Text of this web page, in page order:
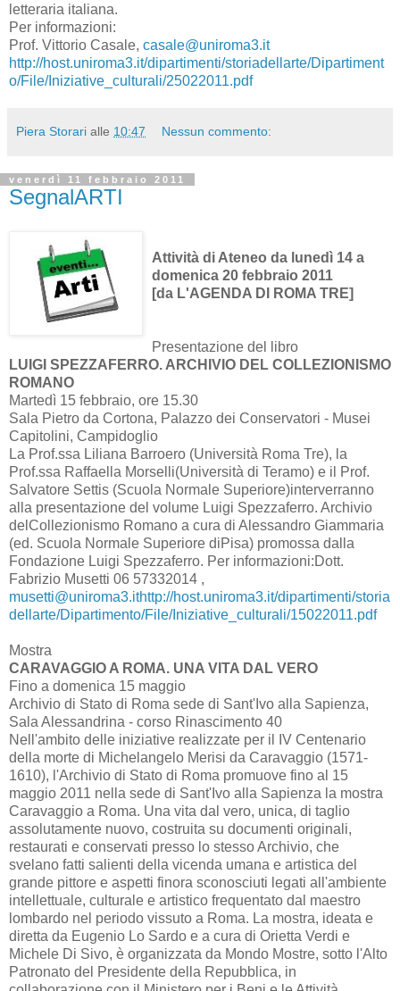
letteraria italiana.
Per informazioni:
Prof. Vittorio Casale, casale@uniroma3.it
http://host.uniroma3.it/dipartimenti/storiadellarte/Dipartiment
o/File/Iniziative_culturali/25022011.pdf
Piera Storari alle 10:47 Nessun commento:
venerdì 11 febbraio 2011
SegnalARTI
Attività di Ateneo da lunedì 14 a
domenica 20 febbraio 2011
[da L'AGENDA DI ROMA TRE]
Presentazione del libro
LUIGI SPEZZAFERRO. ARCHIVIO DEL COLLEZIONISMO
ROMANO
Martedì 15 febbraio, ore 15.30
Sala Pietro da Cortona, Palazzo dei Conservatori - Musei
Capitolini, Campidoglio
La Prof.ssa Liliana Barroero (Università Roma Tre), la
Prof.ssa Raffaella Morselli(Università di Teramo) e il Prof.
Salvatore Settis (Scuola Normale Superiore)interverranno
alla presentazione del volume Luigi Spezzaferro. Archivio
delCollezionismo Romano a cura di Alessandro Giammaria
(ed. Scuola Normale Superiore diPisa) promossa dalla
Fondazione Luigi Spezzaferro. Per informazioni:Dott.
Fabrizio Musetti 06 57332014 ,
musetti@uniroma3.ithttp://host.uniroma3.it/dipartimenti/storia
dellarte/Dipartimento/File/Iniziative_culturali/15022011.pdf
Mostra
CARAVAGGIO A ROMA. UNA VITA DAL VERO
Fino a domenica 15 maggio
Archivio di Stato di Roma sede di Sant'Ivo alla Sapienza,
Sala Alessandrina - corso Rinascimento 40
Nell'ambito delle iniziative realizzate per il IV Centenario
della morte di Michelangelo Merisi da Caravaggio (1571-
1610), l'Archivio di Stato di Roma promuove fino al 15
maggio 2011 nella sede di Sant'Ivo alla Sapienza la mostra
Caravaggio a Roma. Una vita dal vero, unica, di taglio
assolutamente nuovo, costruita su documenti originali,
restaurati e conservati presso lo stesso Archivio, che
svelano fatti salienti della vicenda umana e artistica del
grande pittore e aspetti finora sconosciuti legati all'ambiente
intellettuale, culturale e artistico frequentato dal maestro
lombardo nel periodo vissuto a Roma. La mostra, ideata e
diretta da Eugenio Lo Sardo e a cura di Orietta Verdi e
Michele Di Sivo, è organizzata da Mondo Mostre, sotto l'Alto
Patronato del Presidente della Repubblica, in